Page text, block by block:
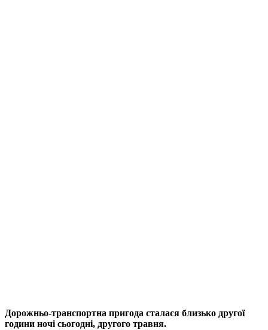
Дорожньо-транспортна пригода сталася близько другої
години ночі сьогодні, другого травня.